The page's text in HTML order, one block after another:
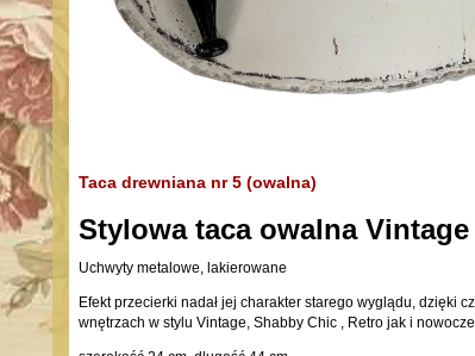
Taca drewniana nr 5 (owalna)
Stylowa taca owalna
Uchwyty metalowe, lakierowane
Efekt przecierki nadał jej charakter starego wyglądu, dzięki
wnętrzach w stylu Vintage, Shabby Chic , Retro jak i